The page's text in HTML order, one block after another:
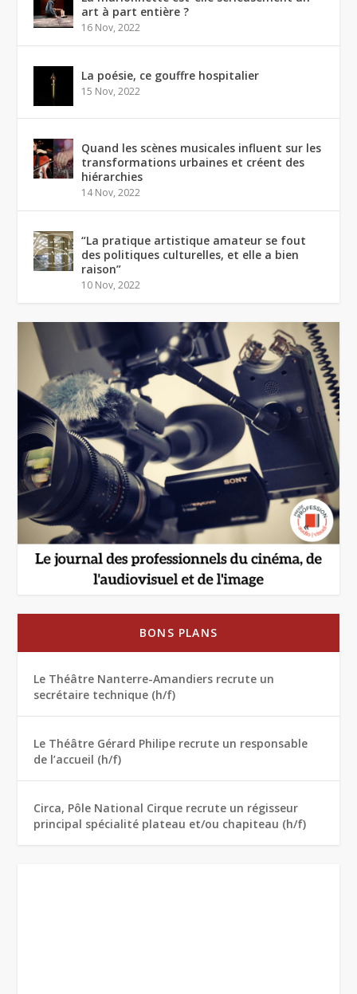
art à part entière ?
16 Nov, 2022
La poésie, ce gouffre hospitalier
15 Nov, 2022
Quand les scènes musicales influent sur les
transformations urbaines et créent des
hiérarchies
14 Nov, 2022
“La pratique artistique amateur se fout
des politiques culturelles, et elle a bien
raison”
10 Nov, 2022
BONS PLANS
Le Théâtre Nanterre-Amandiers recrute un
secrétaire technique (h/f)
Le Théâtre Gérard Philipe recrute un responsable
de l’accueil (h/f)
Circa, Pôle National Cirque recrute un régisseur
principal spécialité plateau et/ou chapiteau (h/f)